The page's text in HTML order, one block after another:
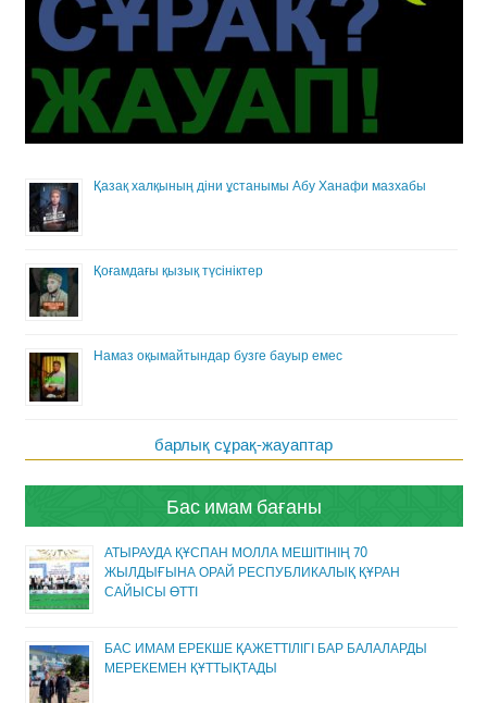
Қазақ халқының діни ұстанымы Абу Ханафи мазхабы
Қоғамдағы қызық түсініктер
Намаз оқымайтындар бузге бауыр емес
барлық сұрақ-жауаптар
Бас имам бағаны
АТЫРАУДА ҚҰСПАН МОЛЛА МЕШІТІНІҢ 70
ЖЫЛДЫҒЫНА ОРАЙ РЕСПУБЛИКАЛЫҚ ҚҰРАН
САЙЫСЫ ӨТТІ
БАС ИМАМ ЕРЕКШЕ ҚАЖЕТТІЛІГІ БАР БАЛАЛАРДЫ
МЕРЕКЕМЕН ҚҰТТЫҚТАДЫ